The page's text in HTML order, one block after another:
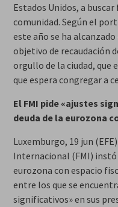
Estados Unidos, a
comunidad. Según el
este año se ha
objetivo de recaudación
orgullo de la ciudad, que
que espera congregar a
El FMI pide «ajustes
deuda de la eurozona
Luxemburgo, 19 jun
Internacional (FMI) instó
eurozona con espacio
entre los que se
significativos» en sus